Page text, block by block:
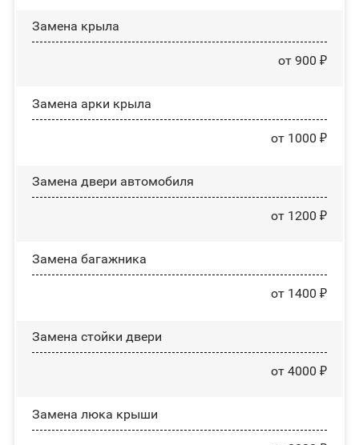
Замена крыла
от 900 ₽
Замена арки крыла
от 1000 ₽
Замена двери автомобиля
от 1200 ₽
Замена багажника
от 1400 ₽
Зaмeнa cтoйĸи двepи
от 4000 ₽
Зaмeнa люĸa ĸpыши